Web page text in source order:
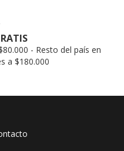
- Resto del país en
a $180.000